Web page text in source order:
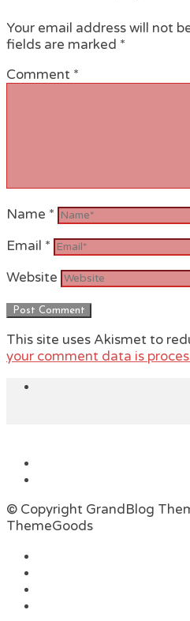
Your email address will not
fields are marked *
Comment *
Name *
Email *
Website
This site uses Akismet to
your comment data is
© Copyright GrandBlog
ThemeGoods